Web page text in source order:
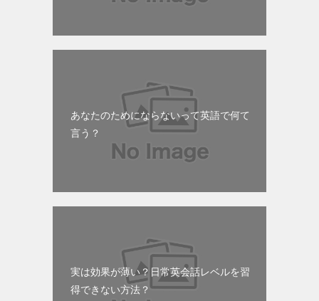
あなたのためにならないって英語で何て
言う？
実は効果が薄い？日常英会話レベルを習
得できない方法？